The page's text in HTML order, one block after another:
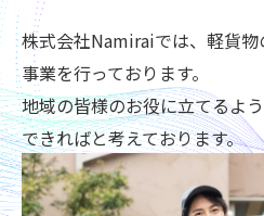
株式会社Namiraiでは、軽貨
事業を行っております。
地域の皆様のお役に立てるよ
できればと考えております。